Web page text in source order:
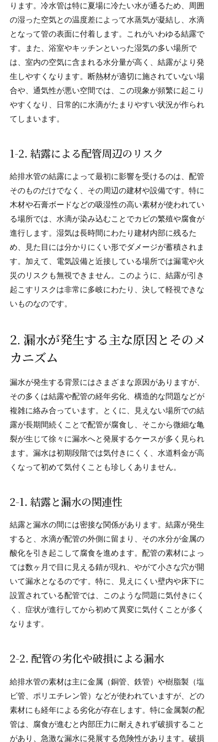
ります。冷水管は特に夏場に冷たい水が通るため、周囲
の湿った空気との温度差によって水蒸気が凝結し、水滴
となって管の表面に付着します。これがいわゆる結露で
す。また、浴室やキッチンといった湿気の多い場所で
は、室内の空気に含まれる水分量が高く、結露がより発
生しやすくなります。断熱材が適切に施されていない場
合や、通気性が悪い空間では、この現象が頻繁に起こり
やすくなり、日常的に水滴がたまりやすい状況が作られ
てしまいます。
1-2. 結露による配管周辺のリスク
給排水管の結露によって最初に影響を受けるのは、配管
そのものだけでなく、その周辺の建材や設備です。特に
木材や石膏ボードなどの吸湿性の高い素材が使われてい
る場所では、水滴が染み込むことでカビの繁殖や腐食が
進行します。湿気は長時間にわたり建材内部に残るた
め、見た目には分かりにくい形でダメージが蓄積されま
す。加えて、電気設備と近接している場所では漏電や火
災のリスクも無視できません。このように、結露が引き
起こすリスクは非常に多岐にわたり、決して軽視できな
いものなのです。
2. 漏水が発生する主な原因とそのメ
カニズム
漏水が発生する背景にはさまざまな原因がありますが、
その多くは結露や配管の経年劣化、構造的な問題などが
複雑に絡み合っています。とくに、見えない場所での結
露が長期間続くことで配管が腐食し、そこから微細な亀
裂が生じて徐々に漏水へと発展するケースが多く見られ
ます。漏水は初期段階では気付きにくく、水道料金が高
くなって初めて気付くことも珍しくありません。
2-1. 結露と漏水の関連性
結露と漏水の間には密接な関係があります。結露が発生
すると、水滴が配管の外側に留まり、その水分が金属の
酸化を引き起こして腐食を進めます。配管の素材によっ
ては数ヶ月で目に見える錆が現れ、やがて小さな穴が開
いて漏水となるのです。特に、見えにくい壁内や床下に
設置されている配管では、このような問題に気付きにく
く、症状が進行してから初めて異変に気付くことが多く
なります。
2-2. 配管の劣化や破損による漏水
給排水管の素材は主に金属（銅管、鉄管）や樹脂製（塩
ビ管、ポリエチレン管）などが使われていますが、どの
素材にも経年による劣化が存在します。特に金属製の配
管は、腐食が進むと内部圧力に耐えきれず破損すること
があり、急激な漏水に発展する危険性があります。破損